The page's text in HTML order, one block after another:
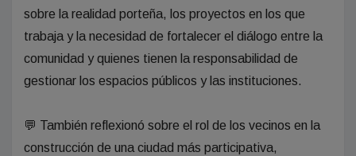
sobre la realidad porteña, los proyectos en los que
trabaja y la necesidad de fortalecer el diálogo entre la
comunidad y quienes tienen la responsabilidad de
gestionar los espacios públicos y las instituciones.
💬 También reflexionó sobre el rol de los vecinos en la
construcción de una ciudad más participativa,